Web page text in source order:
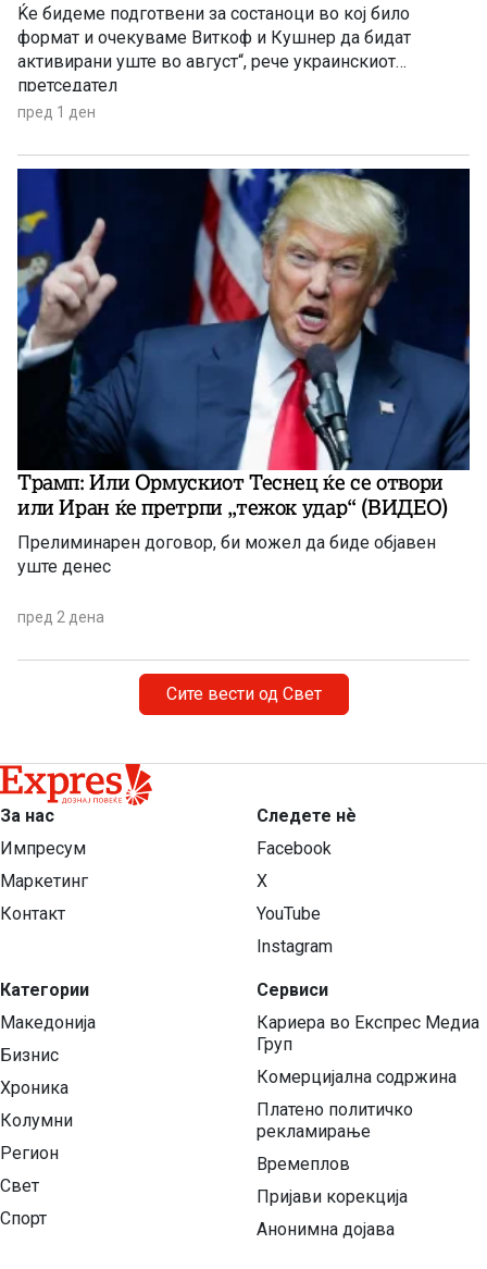
Ќе бидеме подготвени за состаноци во кој било
формат и очекуваме Виткоф и Кушнер да бидат
активирани уште во август“, рече украинскиот
претседател
пред 1 ден
Трамп: Или Ормускиот Теснец ќе се отвори
или Иран ќе претрпи „тежок удар“ (ВИДЕО)
Прелиминарен договор, би можел да биде објавен
уште денес
пред 2 дена
Сите вести од Свет
За нас
Импресум
Маркетинг
Контакт
Категории
Македонија
Бизнис
Хроника
Колумни
Регион
Свет
Спорт
Следете нѐ
Facebook
X
YouTube
Instagram
Сервиси
Кариера во Експрес Медиа
Груп
Комерцијална содржина
Платено политичко
рекламирање
Времеплов
Пријави корекција
Анонимна дојава